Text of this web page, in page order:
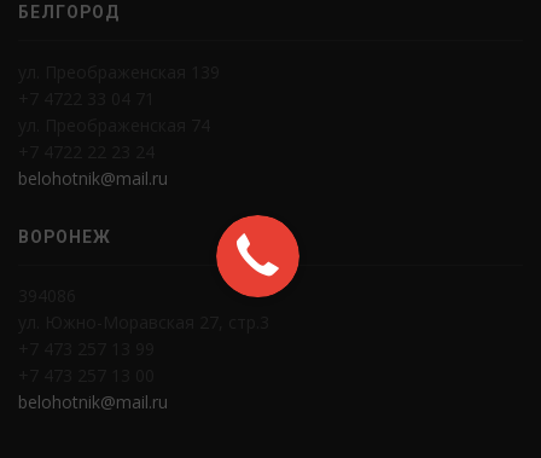
БЕЛГОРОД
belohotnik@mail.ru
ВОРОНЕЖ
belohotnik@mail.ru